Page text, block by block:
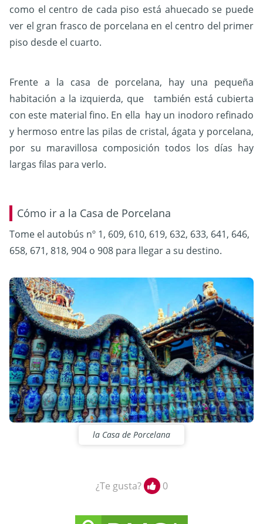
como el centro de cada piso está ahuecado se puede
ver el gran frasco de porcelana en el centro del primer
piso desde el cuarto.
Frente a la casa de porcelana, hay una pequeña
habitación a la izquierda, que también está cubierta
con este material fino. En ella hay un inodoro refinado
y hermoso entre las pilas de cristal, ágata y porcelana,
por su maravillosa composición todos los días hay
largas filas para verlo.
Cómo ir a la Casa de Porcelana
Tome el autobús nº 1, 609, 610, 619, 632, 633, 641, 646,
658, 671, 818, 904 o 908 para llegar a su destino.
la Casa de Porcelana
¿Te gusta? 0